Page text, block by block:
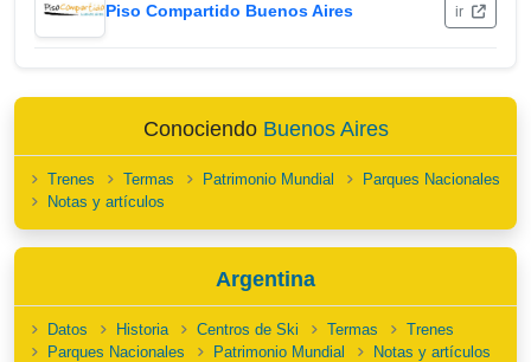
Piso Compartido Buenos Aires ir
Conociendo Buenos Aires
Trenes Termas Patrimonio Mundial
Parques Nacionales
Notas y artículos
Argentina
Datos Historia Centros de Ski Termas
Trenes
Parques Nacionales
Patrimonio Mundial Notas y artículos